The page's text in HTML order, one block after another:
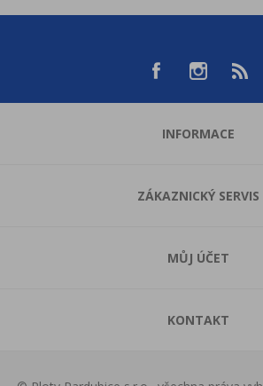
INFORMACE
ZÁKAZNICKÝ SERVIS
MŮJ ÚČET
KONTAKT